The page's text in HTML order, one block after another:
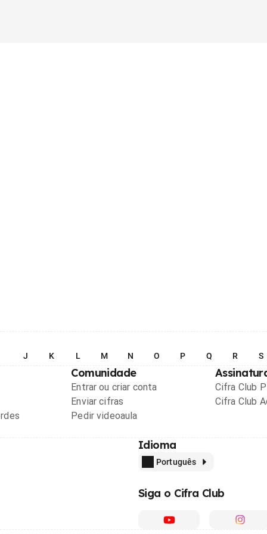
J K L M N O P Q R S
Comunidade
Entrar ou criar conta
Enviar cifras
Pedir videoaula
Cifra Club
Cifra Club
Idioma
Português
Siga o Cifra Club